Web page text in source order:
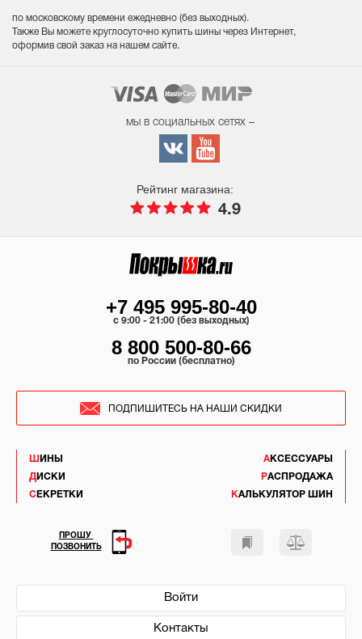
по московскому времени ежедневно (без выходных).
Также Вы можете круглосуточно купить шины через Интернет,
оформив свой заказ на нашем сайте.
мы в социальных сетях –
Рейтинг магазина:
4.9
ШИНЫ
ДИСКИ
СЕКРЕТКИ
АКСЕССУАРЫ
РАСПРОДАЖА
КАЛЬКУЛЯТОР ШИН
Войти
Контакты
+7 495 995-80-40
c 9:00 - 21:00 (без выходных)
8 800 500-80-66
по России (бесплатно)
ПОДПИШИТЕСЬ НА НАШИ СКИДКИ
ПРОШУ
ПОЗВОНИТЬ